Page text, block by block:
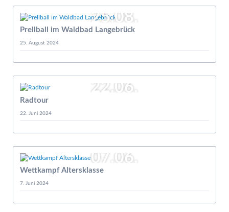
25.08.
Prellball im Waldbad Langebrück
25. August 2024
22.06.
Radtour
22. Juni 2024
07.06.
Wettkampf Altersklasse
7. Juni 2024